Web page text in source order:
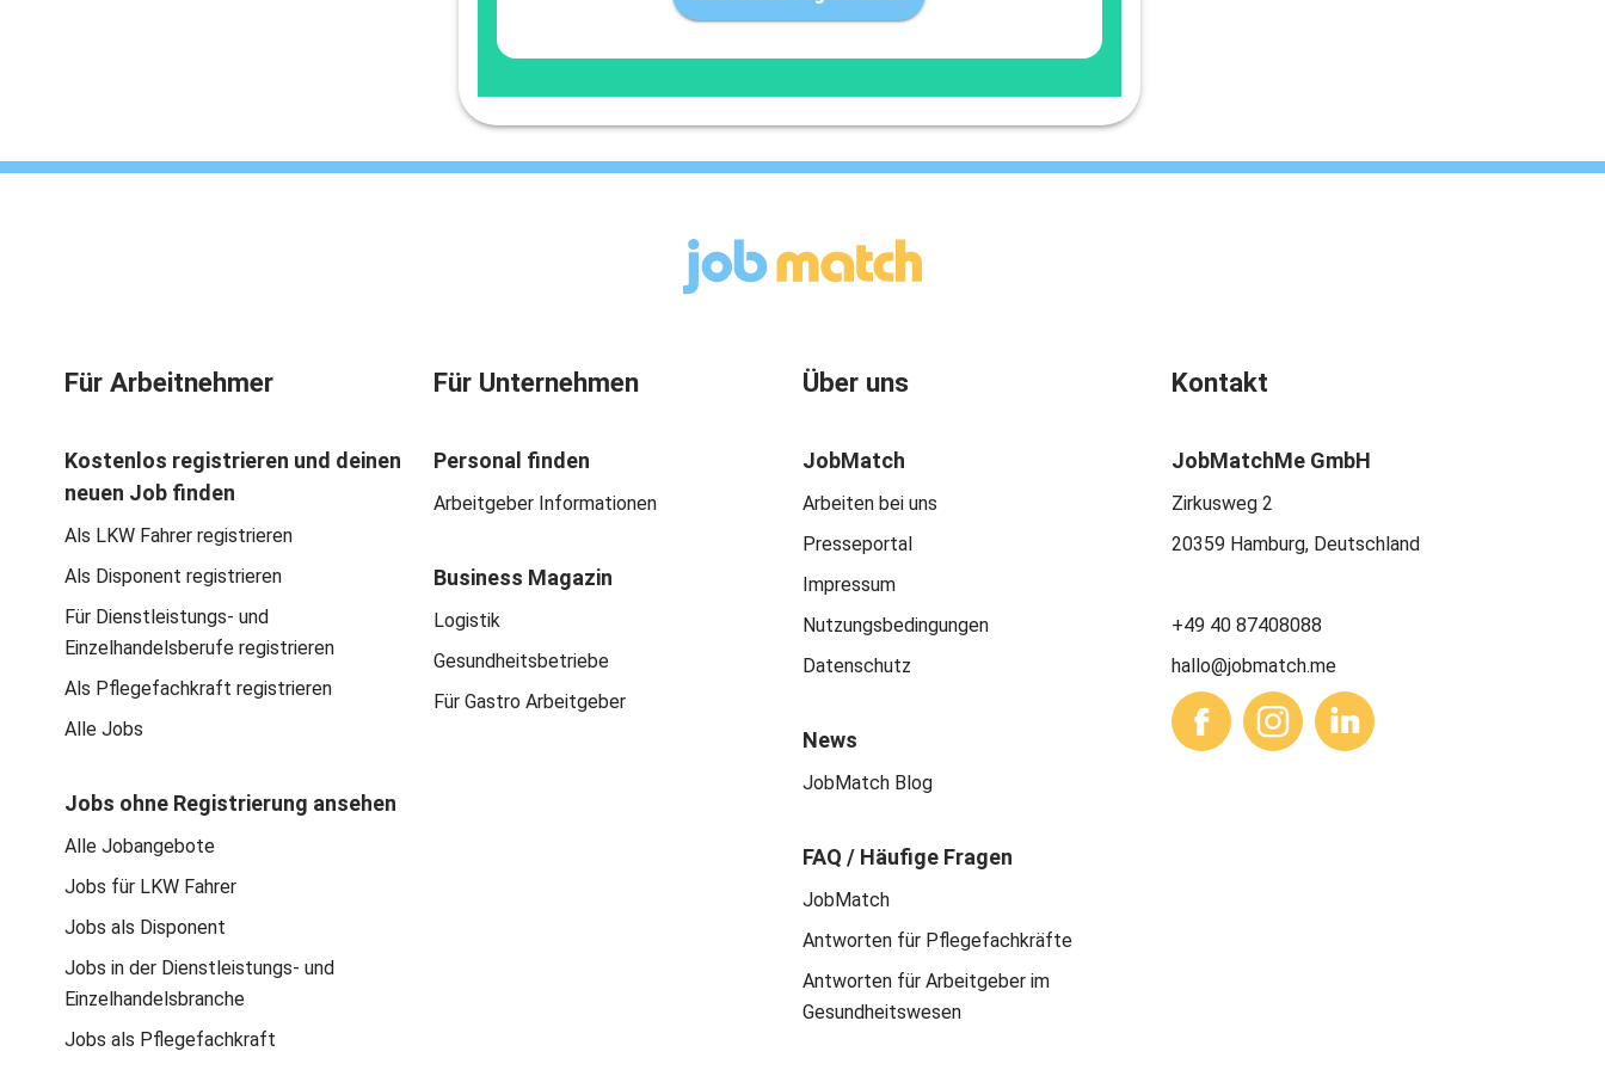
Für Arbeitnehmer
Kostenlos registrieren und deinen
neuen Job finden
Als LKW Fahrer registrieren
Als Disponent registrieren
Für Dienstleistungs- und
Einzelhandelsberufe registrieren
Als Pflegefachkraft registrieren
Alle Jobs
Jobs ohne Registrierung ansehen
Alle Jobangebote
Jobs für LKW Fahrer
Jobs als Disponent
Jobs in der Dienstleistungs- und
Einzelhandelsbranche
Jobs als Pflegefachkraft
Für Unternehmen
Personal finden
Arbeitgeber Informationen
Business Magazin
Logistik
Gesundheitsbetriebe
Für Gastro Arbeitgeber
Über uns
JobMatch
Arbeiten bei uns
Presseportal
Impressum
Nutzungsbedingungen
Datenschutz
News
JobMatch Blog
FAQ / Häufige Fragen
JobMatch
Antworten für Pflegefachkräfte
Antworten für Arbeitgeber im
Gesundheitswesen
Kontakt
JobMatchMe GmbH
Zirkusweg 2
20359 Hamburg, Deutschland
+49 40 87408088
hallo@jobmatch.me